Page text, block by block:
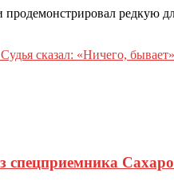
редкую
сказал: «Ничего, бывает»
спецприемника